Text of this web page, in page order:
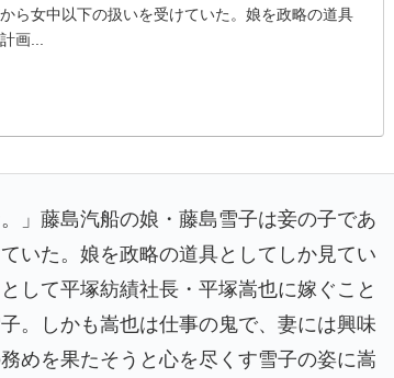
ら女中以下の扱いを受けていた。娘を政略の道具
画...
」藤島汽船の娘・藤島雪子は妾の子であ
いた。娘を政略の道具としてしか見てい
して平塚紡績社長・平塚嵩也に嫁ぐこと
。しかも嵩也は仕事の鬼で、妻には興味
めを果たそうと心を尽くす雪子の姿に嵩